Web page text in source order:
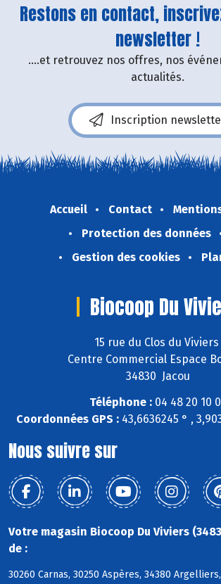
Restons en contact,
newsletter !
....et retrouvez nos offres, nos
actualités.
Inscription
Accueil Contact
Protection des données
Gestion des cookies
Biocoop Du
15 rue du Clos du Viviers
Centre Commercial Espace
34830 Jacou
Téléphone :04 48 20 10
Coordonnées GPS : 43,6636245 ° ,
Nous suivre sur
Votre magasin Biocoop Du Viviers
de :
30260 Carnas, 30250 Aspères, 34380